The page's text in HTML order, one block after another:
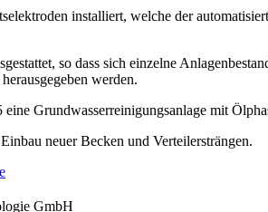
installiert, welche der
so dass sich einzelne
werden.
Grundwasserreinigungsanlage mit
neuer Becken und Verteilersträngen.
GmbH